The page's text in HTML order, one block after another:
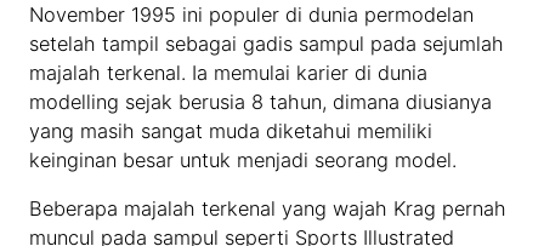
November 1995 ini populer di dunia permodelan
setelah tampil sebagai gadis sampul pada sejumlah
majalah terkenal. Ia memulai karier di dunia
modelling sejak berusia 8 tahun, dimana diusianya
yang masih sangat muda diketahui memiliki
keinginan besar untuk menjadi seorang model.
Beberapa majalah terkenal yang wajah Krag pernah
muncul pada sampul seperti Sports Illustrated